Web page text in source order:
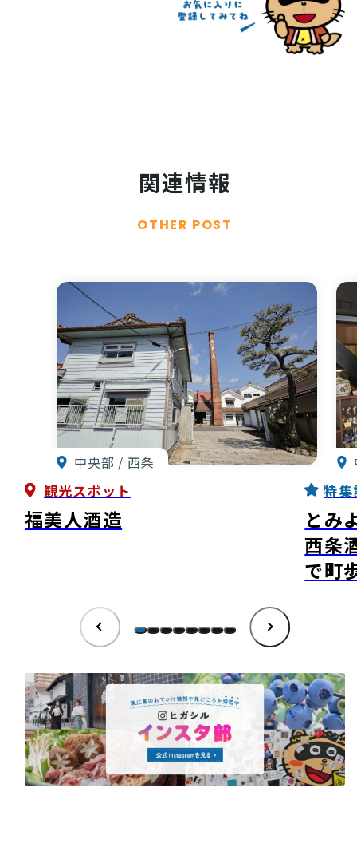
関連情報
OTHER POST
中央部 / 西条
観光スポット
福美人酒造
特集
とみ
西条
で町